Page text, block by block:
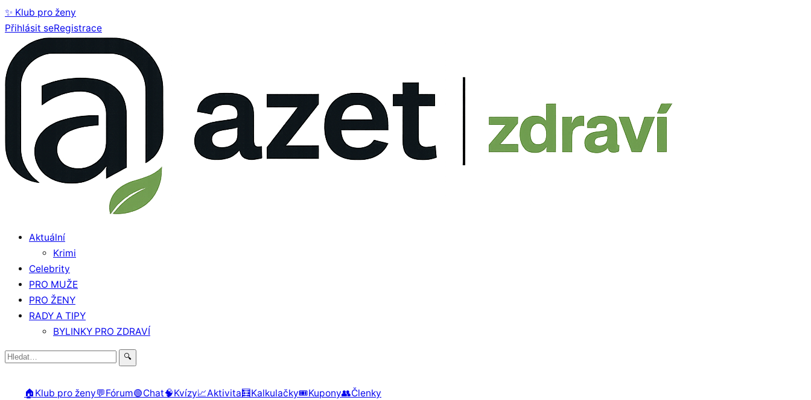
✨ Klub pro ženy
Přihlásit seRegistrace
Aktuální
Krimi
Celebrity
PRO MUŽE
PRO ŽENY
RADY A TIPY
BYLINKY PRO ZDRAVÍ
Hledat: 🔍
🏠 Klub pro ženy💬Fórum🟢Chat🧠Kvízy📈Aktivita🧮Kalkulačky🎟️Kupony👥Členky